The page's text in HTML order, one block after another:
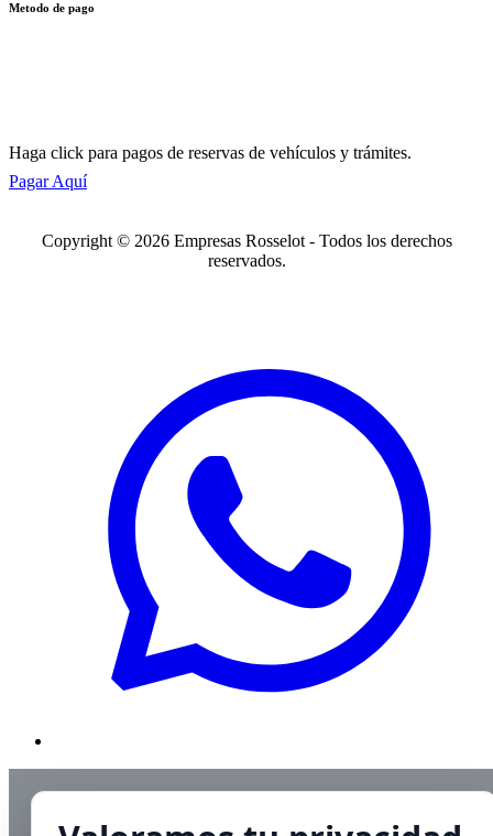
Metodo de pago
Haga click para pagos de reservas de vehículos y trámites.
Pagar Aquí
Copyright © 2026 Empresas Rosselot - Todos los derechos
reservados.